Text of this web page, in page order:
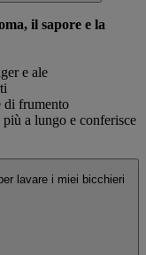
il sapore e la
e ale
di frumento
a lungo e conferisce
lavare i miei bicchieri